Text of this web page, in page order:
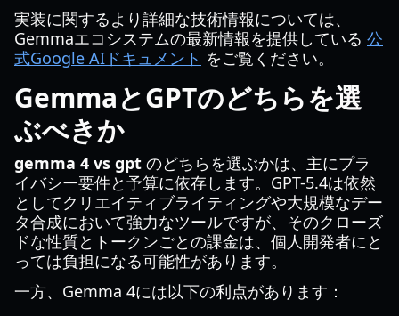
実装に関するより詳細な技術情報については、
Gemmaエコシステムの最新情報を提供している 公
式Google AIドキュメント をご覧ください。
GemmaとGPTのどちらを選
ぶべきか
gemma 4 vs gpt のどちらを選ぶかは、主にプラ
イバシー要件と予算に依存します。GPT-5.4は依然
としてクリエイティブライティングや大規模なデー
タ合成において強力なツールですが、そのクローズ
ドな性質とトークンごとの課金は、個人開発者にと
っては負担になる可能性があります。
一方、Gemma 4には以下の利点があります：